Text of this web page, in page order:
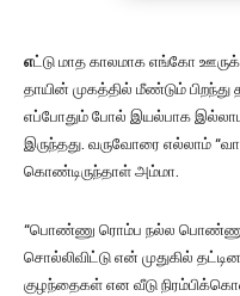
எட்டு மாத காலமாக எங்கோ
தாயின் முகத்தில் மீண்டும்
எப்போதும் போல் இயல்பாக
இருந்தது. வருவோரை எல்லாம்
கொண்டிருந்தாள் அம்மா.
“பொண்ணு ரொம்ப நல்ல
சொல்லிவிட்டு என் முதுகில்
குழந்தைகள் என வீடு